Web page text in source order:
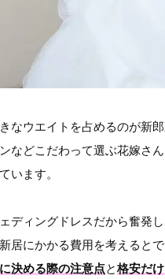
なウエイトを占めるのが新
などこだわって選ぶ花嫁さん
います。
ディングドレスだから奮発
居にかかる費用を考えると
決める際の注意点と格安だ